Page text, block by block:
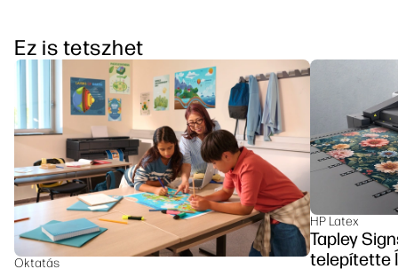
Ez is tetszhet
Oktatás
HP Latex
Tapley
telepítette